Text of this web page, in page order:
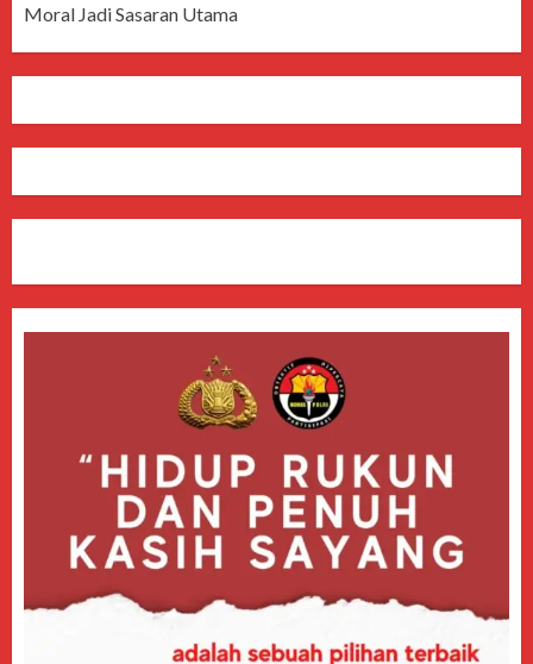
Moral Jadi Sasaran Utama